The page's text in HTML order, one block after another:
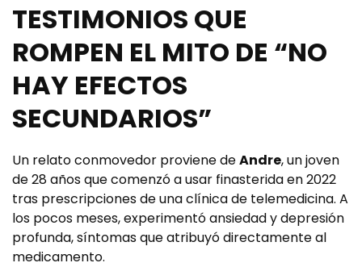
TESTIMONIOS QUE
ROMPEN EL MITO DE “NO
HAY EFECTOS
SECUNDARIOS”
Un relato conmovedor proviene deAndre, un joven
de 28 años que comenzó a usar finasterida en 2022
tras prescripciones de una clínica de telemedicina. A
los pocos meses, experimentó ansiedad y depresión
profunda, síntomas que atribuyó directamente al
medicamento.